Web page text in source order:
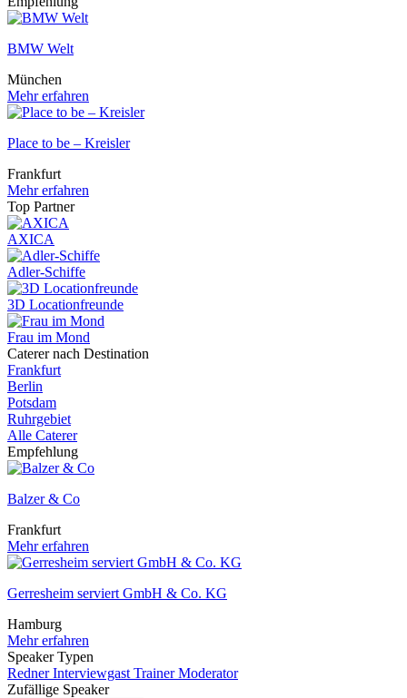
BMW Welt
München
Mehr erfahren
Place to be – Kreisler
Frankfurt
Mehr erfahren
Top Partner
AXICA
Adler-Schiffe
3D Locationfreunde
Frau im Mond
Caterer nach Destination
Frankfurt
Berlin
Potsdam
Ruhrgebiet
Alle Caterer
Empfehlung
Balzer & Co
Frankfurt
Mehr erfahren
Gerresheim serviert GmbH & Co. KG
Hamburg
Mehr erfahren
Speaker Typen
RednerInterviewgast TrainerModerator
Zufällige Speaker